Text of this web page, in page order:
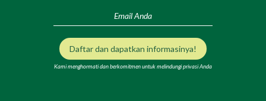
Daftar dan dapatkan informasinya!
Kami menghormati dan berkomitmen untuk melindungi privasi Anda